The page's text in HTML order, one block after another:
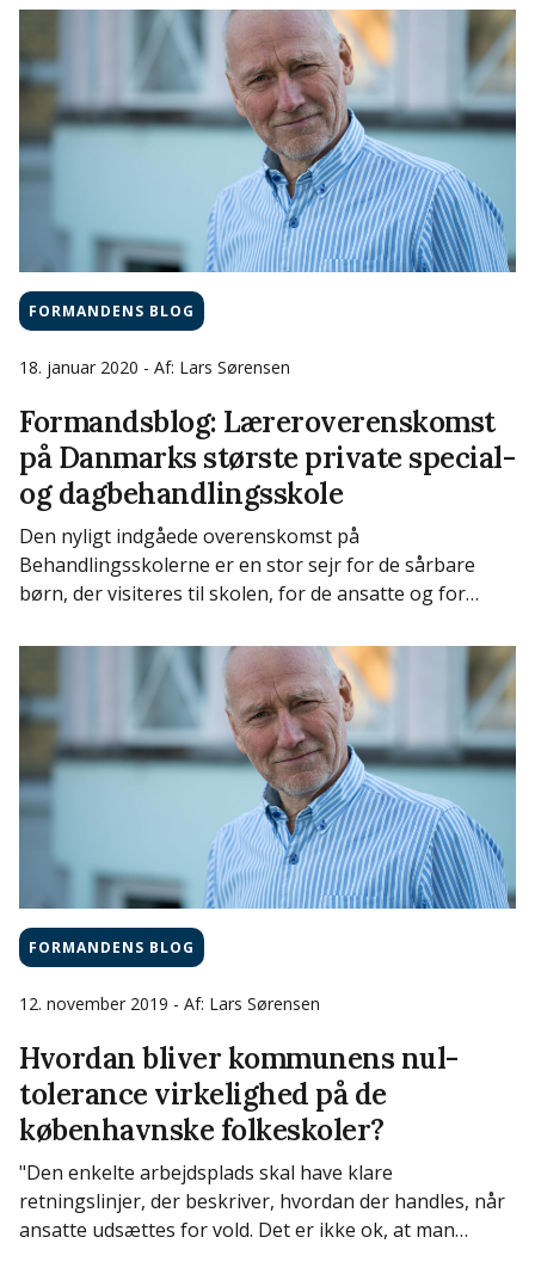
FORMANDENS BLOG
18. januar 2020 - Af: Lars Sørensen
Formandsblog: Læreroverenskomst
på Danmarks største private special-
og dagbehandlingsskole
Den nyligt indgåede overenskomst på
Behandlingsskolerne er en stor sejr for de sårbare
børn, der visiteres til skolen, for de ansatte og for…
FORMANDENS BLOG
12. november 2019 - Af: Lars Sørensen
Hvordan bliver kommunens nul-
tolerance virkelighed på de
københavnske folkeskoler?
"Den enkelte arbejdsplads skal have klare
retningslinjer, der beskriver, hvordan der handles, når
ansatte udsættes for vold. Det er ikke ok, at man…